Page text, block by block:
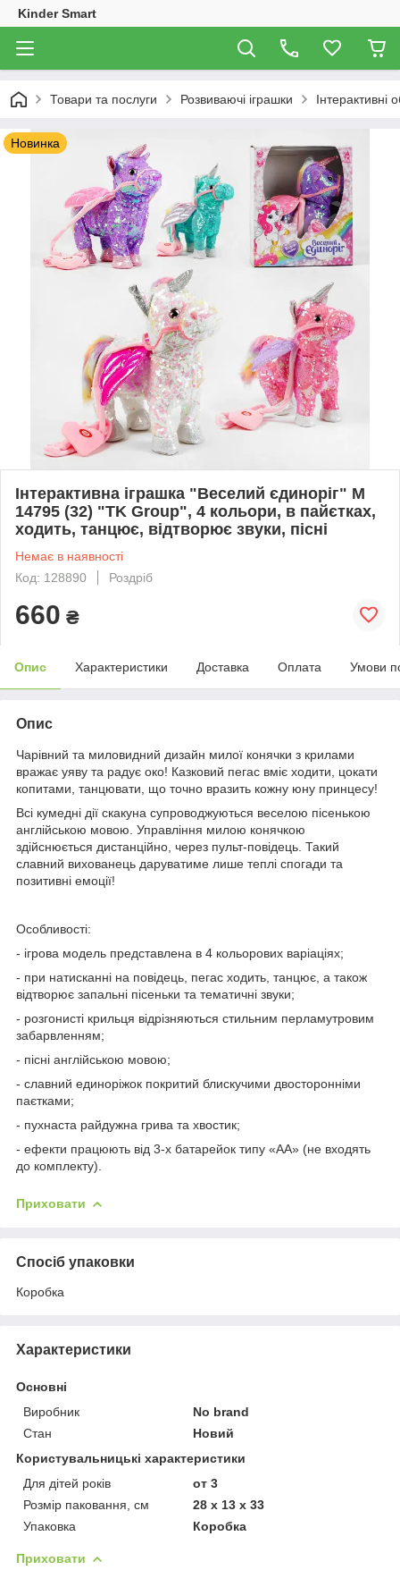
Kinder Smart
Товари та послуги Розвиваючі іграшки Інтерактивні
Новинка
Інтерактивна іграшка "Веселий єдиноріг" М
14795 (32) "TK Group", 4 кольори, в пайєтках,
ходить, танцює, відтворює звуки, пісні
Немає в наявності
Код: 128890
Роздріб
660 ₴
Опис Характеристики Доставка Оплата Умови
Опис
Чарівний та миловидний дизайн милої конячки з крилами
вражає уяву та радує око! Казковий пегас вміє ходити, цокати
копитами, танцювати, що точно вразить кожну юну принцесу!
Всі кумедні дії скакуна супроводжуються веселою пісенькою
англійською мовою. Управління милою конячкою
здійснюється дистанційно, через пульт-повідець. Такий
славний вихованець даруватиме лише теплі спогади та
позитивні емоції!
Особливості:
- ігрова модель представлена в 4 кольорових варіаціях;
- при натисканні на повідець, пегас ходить, танцює, а також
відтворює запальні пісеньки та тематичні звуки;
- розгонисті крильця відрізняються стильним перламутровим
забарвленням;
- пісні англійською мовою;
- славний единоріжок покритий блискучими двосторонніми
паєтками;
- пухнаста райдужна грива та хвостик;
- ефекти працюють від 3-х батарейок типу «АА» (не входять
до комплекту).
Приховати
Спосіб упаковки
Коробка
Характеристики
Основні
Виробник
No brand
Стан
Новий
Користувальницькі характеристики
Для дітей років
от 3
Розмір паковання, см
28 x 13 x 33
Упаковка
Коробка
Приховати